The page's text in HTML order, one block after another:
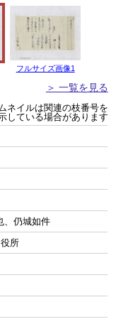
フルサイズ画像1
＞ 一覧を見る
ネイルは関連の枝番号を
している場合があります
、仍城如件
所